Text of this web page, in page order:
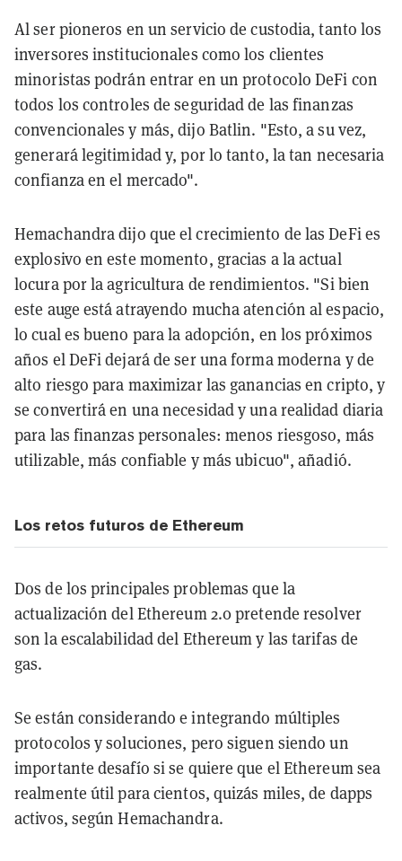
Al ser pioneros en un servicio de custodia, tanto los
inversores institucionales como los clientes
minoristas podrán entrar en un protocolo DeFi con
todos los controles de seguridad de las finanzas
convencionales y más, dijo Batlin. "Esto, a su vez,
generará legitimidad y, por lo tanto, la tan necesaria
confianza en el mercado".
Hemachandra dijo que el crecimiento de las DeFi es
explosivo en este momento, gracias a la actual
locura por la agricultura de rendimientos. "Si bien
este auge está atrayendo mucha atención al espacio,
lo cual es bueno para la adopción, en los próximos
años el DeFi dejará de ser una forma moderna y de
alto riesgo para maximizar las ganancias en cripto, y
se convertirá en una necesidad y una realidad diaria
para las finanzas personales: menos riesgoso, más
utilizable, más confiable y más ubicuo", añadió.
Los retos futuros de Ethereum
Dos de los principales problemas que la
actualización del Ethereum 2.0 pretende resolver
son la escalabilidad del Ethereum y las tarifas de
gas.
Se están considerando e integrando múltiples
protocolos y soluciones, pero siguen siendo un
importante desafío si se quiere que el Ethereum sea
realmente útil para cientos, quizás miles, de dapps
activos, según Hemachandra.